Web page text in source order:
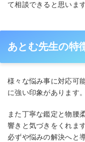
て相談できると思います
あとむ先生の特
様々な悩み事に対応可
に強い印象があります。
また丁寧な鑑定と物腰
響きと気づきをくれま
必ずや悩みの解決へと